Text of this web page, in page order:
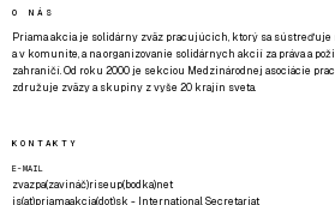
O NÁS
Priama akcia je solidárny zväz pracujúcich, ktorý sa
a v komunite, a na organizovanie solidárnych akcií za práva a
zahraničí. Od roku 2000 je sekciou Medzinárodnej asociácie
združuje zväzy a skupiny z vyše 20 krajín sveta.
KONTAKTY
E-MAIL
zvazpa(zavináč)riseup(bodka)net
is(at)priamaakcia(dot)sk - International Secretariat